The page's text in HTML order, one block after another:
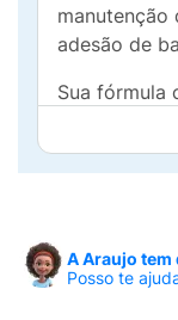
manutenção
adesão de
Sua fórmula
poderosos
Pyridium
contínuo,
A Araujo tem
Posso te